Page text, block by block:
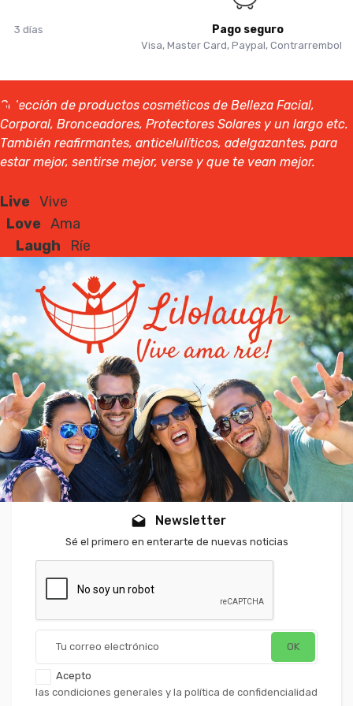
Visa, Master Card, Paypal, Contrarrembolso
Selección de productos cosméticos de Belleza Facial,
Corporal, Bronceadores, Protectores Solares y un largo etc.
También reafirmantes, anticelulíticos, adelgazantes, para
estar mejor, sentirse mejor, verse y que te vean mejor.
Live Vive
Love Ama
Laugh Ríe
drafts Newsletter
Sé el primero en enterarte de nuevas noticias
Acepto
las condiciones generales y la política de confidencialidad